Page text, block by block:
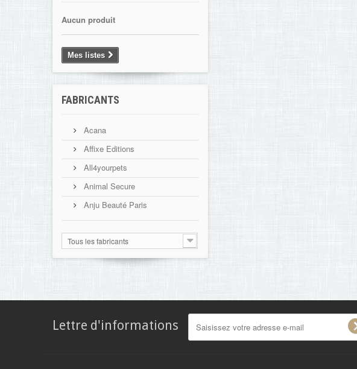
Aucun produit
Mes listes
FABRICANTS
Acana
Affixe Editions
All4yourpets
Animal Secure
Anju Beauté Paris
Tous les fabricants
Lettre d'informations